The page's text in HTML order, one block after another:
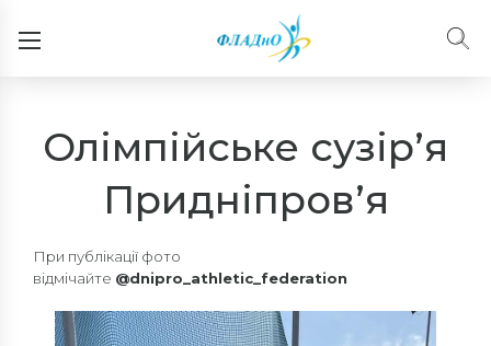
Олімпійське сузір’я
Придніпров’я
При публікації фото
відмічайте @dnipro_athletic_federation